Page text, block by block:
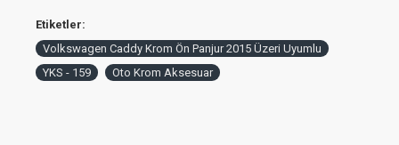
Etiketler:
Volkswagen Caddy Krom Ön Panjur 2015 Üzeri Uyumlu
YKS - 159
Oto Krom Aksesuar